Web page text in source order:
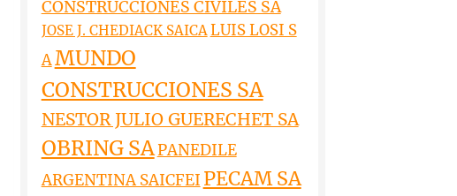
CONSTRUCCIONES CIVILES SA
JOSE J. CHEDIACK SAICALUIS LOSI S
AMUNDO
CONSTRUCCIONES SA
NESTOR JULIO GUERECHET SA
OBRING SAPANEDILE
ARGENTINA SAICFEI PECAM SA